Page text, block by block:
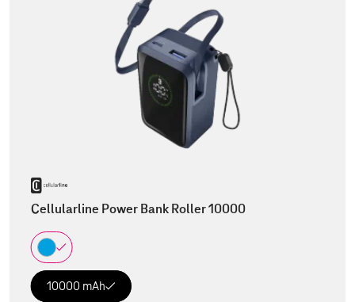
Cellularline Power Bank Roller 10000
10000 mAh